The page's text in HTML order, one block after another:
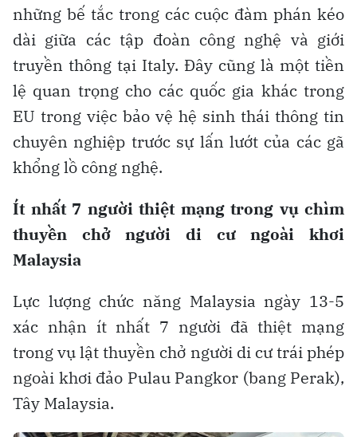
những bế tắc trong các cuộc đàm phán kéo
dài giữa các tập đoàn công nghệ và giới
truyền thông tại Italy. Đây cũng là một tiền
lệ quan trọng cho các quốc gia khác trong
EU trong việc bảo vệ hệ sinh thái thông tin
chuyên nghiệp trước sự lấn lướt của các gã
khổng lồ công nghệ.
Ít nhất 7 người thiệt mạng trong vụ chìm
thuyền chở người di cư ngoài khơi
Malaysia
Lực lượng chức năng Malaysia ngày 13-5
xác nhận ít nhất 7 người đã thiệt mạng
trong vụ lật thuyền chở người di cư trái phép
ngoài khơi đảo Pulau Pangkor (bang Perak),
Tây Malaysia.